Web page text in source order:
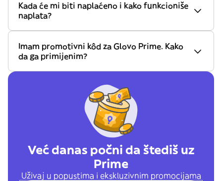
Kada će mi biti naplaćeno i kako funkcioniše
naplata?
Imam promotivni kôd za Glovo Prime. Kako
da ga primijenim?
Već danas počni da štediš uz
Prime
Uživaj u popustima i ekskluzivnim promocijama